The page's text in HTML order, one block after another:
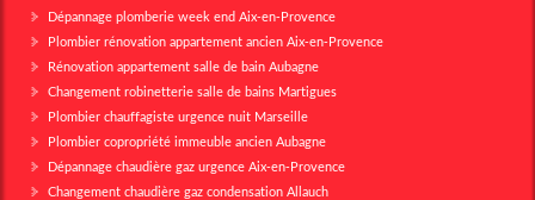
Dépannage plomberie week end Aix-en-Provence
Plombier rénovation appartement ancien Aix-en-Provence
Rénovation appartement salle de bain Aubagne
Changement robinetterie salle de bains Martigues
Plombier chauffagiste urgence nuit Marseille
Plombier copropriété immeuble ancien Aubagne
Dépannage chaudière gaz urgence Aix-en-Provence
Changement chaudière gaz condensation Allauch